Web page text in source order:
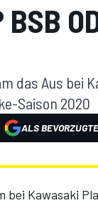
das Aus bei
Saison 2020
ALS
bei Kawasaki